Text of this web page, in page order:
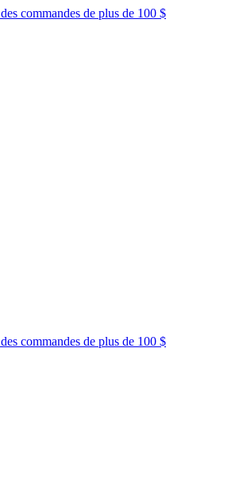
des commandes de plus de 100 $
des commandes de plus de 100 $